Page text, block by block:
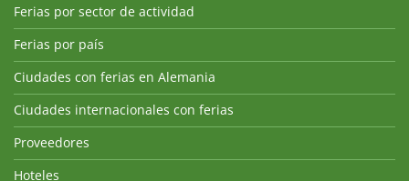
Ferias por sector de actividad
Ferias por país
Ciudades con ferias en Alemania
Ciudades internacionales con ferias
Proveedores
Hoteles